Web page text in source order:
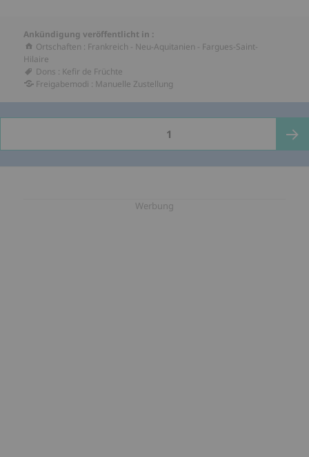
Ankündigung veröffentlicht in :
Ortschaften : Frankreich - Neu-Aquitanien - Fargues-Saint-
Hilaire
Dons : Kefir de Früchte
Freigabemodi : Manuelle Zustellung
1
Werbung